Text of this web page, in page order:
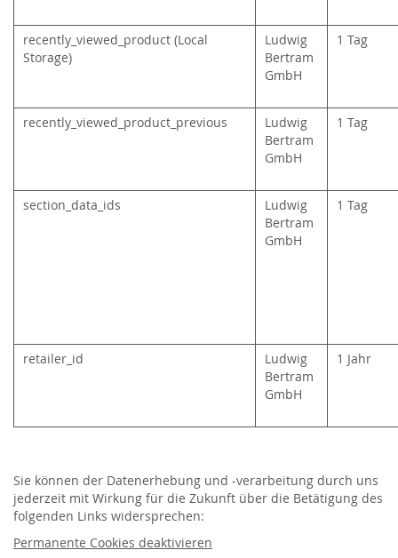
recently_viewed_product (Local
Storage)
Ludwig
Bertram
GmbH
1 Tag
recently_viewed_product_previous
Ludwig
Bertram
GmbH
1 Tag
section_data_ids
Ludwig
Bertram
GmbH
1 Tag
retailer_id
Ludwig
Bertram
GmbH
1 Jahr
Sie können der Datenerhebung und -verarbeitung durch uns
jederzeit mit Wirkung für die Zukunft über die Betätigung des
folgenden Links widersprechen:
Permanente Cookies deaktivieren